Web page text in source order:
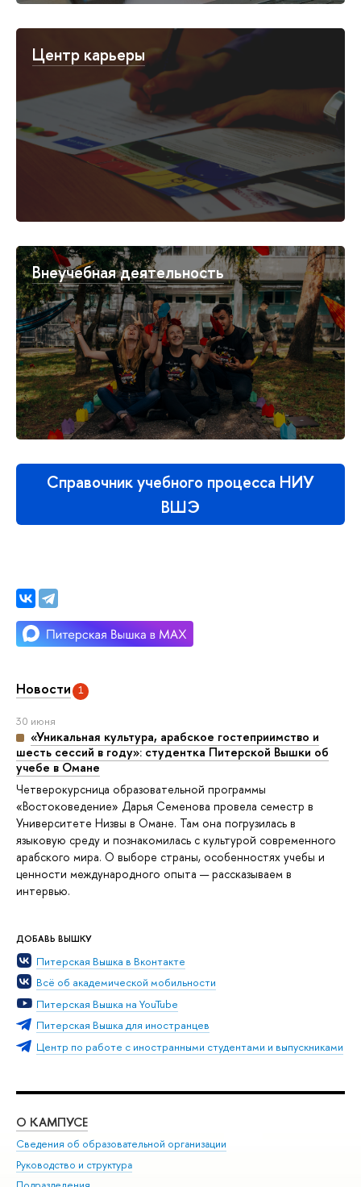
Новости 1
30 июня
«Уникальная культура, арабское гостеприимство и
шесть сессий в году»: студентка Питерской Вышки об
учебе в Омане
Четверокурсница образовательной программы
«Востоковедение» Дарья Семенова провела семестр в
Университете Низвы в Омане. Там она погрузилась в
языковую среду и познакомилась с культурой современного
арабского мира. О выборе страны, особенностях учебы и
ценности международного опыта — рассказываем в
интервью.
ДОБАВЬ ВЫШКУ
Питерская Вышка в Вконтакте
Всё об академической мобильности
Питерская Вышка на YouTube
Питерская Вышка для иностранцев
Центр по работе с иностранными студентами и выпускниками
Центр карьеры
Внеучебная деятельность
Справочник учебного процесса НИУ
ВШЭ
О КАМПУСЕ
Сведения об образовательной организации
Руководство и структура